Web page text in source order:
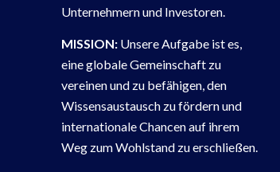
Unternehmern und Investoren.
MISSION:Unsere Aufgabe ist es,
eine globale Gemeinschaft zu
vereinen und zu befähigen, den
Wissensaustausch zu fördern und
internationale Chancen auf ihrem
Weg zum Wohlstand zu erschließen.